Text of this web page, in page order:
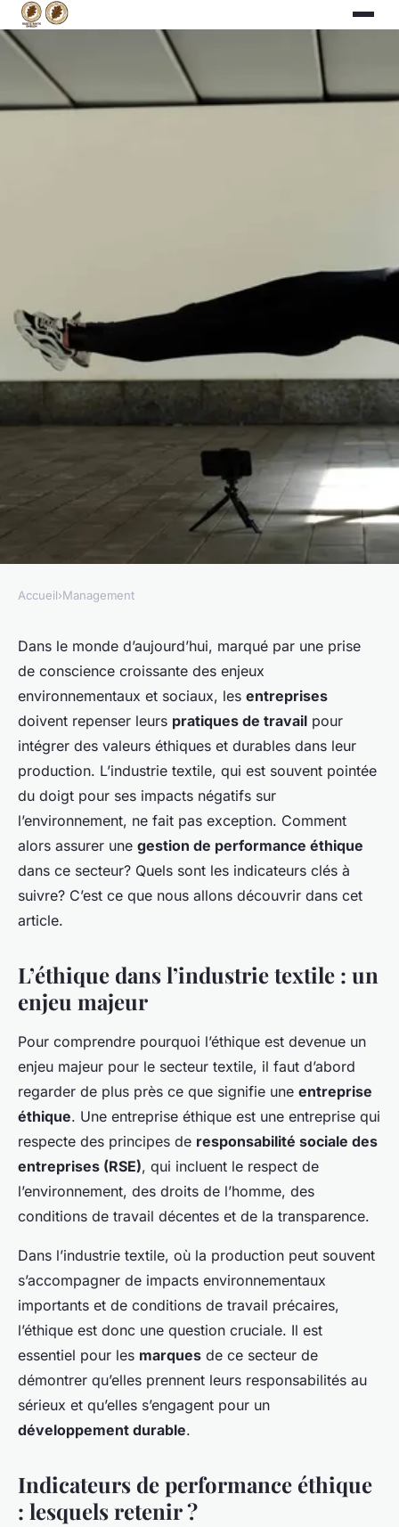
MANAGEMENT
Quels indicateurs clés suivre
pour une gestion de
performance éthique dans
l'industrie textile?
Juliette•10 mars 2024•5 min de lecture
Accueil›Management
Dans le monde d’aujourd’hui, marqué par une prise
de conscience croissante des enjeux
environnementaux et sociaux, les entreprises
doivent repenser leurs pratiques de travail pour
intégrer des valeurs éthiques et durables dans leur
production. L’industrie textile, qui est souvent pointée
du doigt pour ses impacts négatifs sur
l’environnement, ne fait pas exception. Comment
alors assurer une gestion de performance éthique
dans ce secteur? Quels sont les indicateurs clés à
suivre? C’est ce que nous allons découvrir dans cet
article.
L’éthique dans l’industrie textile : un
enjeu majeur
Pour comprendre pourquoi l’éthique est devenue un
enjeu majeur pour le secteur textile, il faut d’abord
regarder de plus près ce que signifie une entreprise
éthique. Une entreprise éthique est une entreprise qui
respecte des principes de responsabilité sociale des
entreprises (RSE), qui incluent le respect de
l’environnement, des droits de l’homme, des
conditions de travail décentes et de la transparence.
Dans l’industrie textile, où la production peut souvent
s’accompagner de impacts environnementaux
importants et de conditions de travail précaires,
l’éthique est donc une question cruciale. Il est
essentiel pour les marques de ce secteur de
démontrer qu’elles prennent leurs responsabilités au
sérieux et qu’elles s’engagent pour un
développement durable.
Indicateurs de performance éthique
: lesquels retenir ?